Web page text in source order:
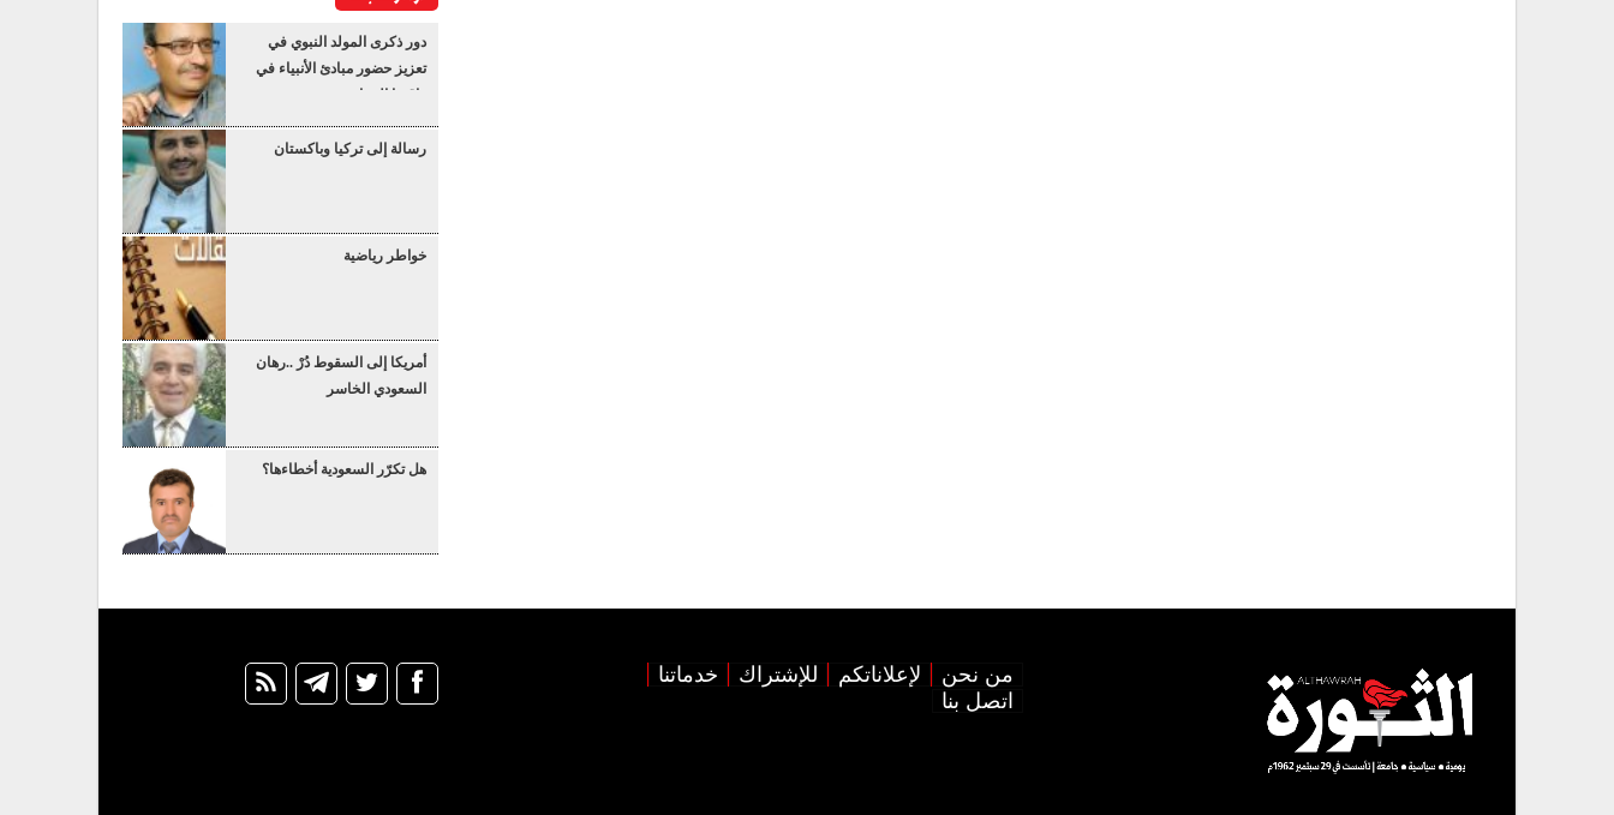
دور ذكرى المولد النبوي في
تعزيز حضور مبادئ الأنبياء في
واقعنا المعاصر
رسالة إلى تركيا وباكستان
خواطر رياضية
أمريكا إلى السقوط دُرْ ..رهان
السعودي الخاسر
هل تكرّر السعودية أخطاءها؟
من نحن لإعلاناتكم للإشتراك
خدماتنا
اتصل بنا